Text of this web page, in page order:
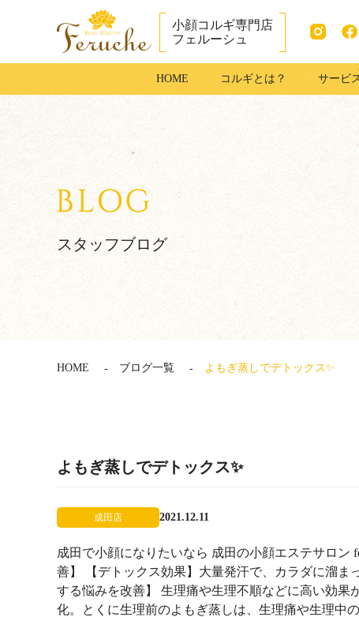
成田市で小顔コ
小顔コルギ専門店
フェルーシュ
ram
ook
HOME コルギとは？ サービ
スタッフブログ
HOME ブログ一覧 よもぎ蒸しでデトックス✨
よもぎ蒸しでデトックス✨
成田店 2021.12.11
成田で小顔になりたいなら 成田の小顔エステサロ
善】 【デトックス効果】大量発汗で、カラダに溜ま
する悩みを改善】 生理痛や生理不順などに高い効
化。とくに生理前のよもぎ蒸しは、生理痛や生理中